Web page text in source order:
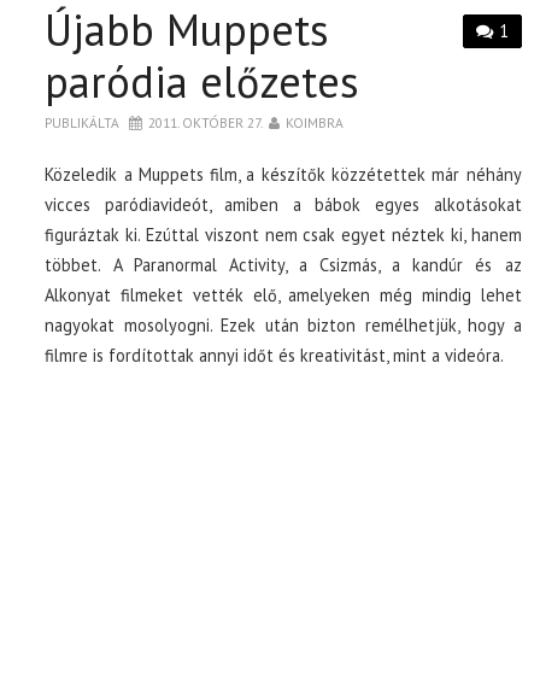
1
Újabb Muppets
paródia előzetes
PUBLIKÁLTA 2011. OKTÓBER 27. KOIMBRA
Közeledik a Muppets film, a készítők közzétettek már néhány
vicces paródiavideót, amiben a bábok egyes alkotásokat
figuráztak ki. Ezúttal viszont nem csak egyet néztek ki, hanem
többet. A Paranormal Activity, a Csizmás, a kandúr és az
Alkonyat filmeket vették elő, amelyeken még mindig lehet
nagyokat mosolyogni. Ezek után bizton remélhetjük, hogy a
filmre is fordítottak annyi időt és kreativitást, mint a videóra.